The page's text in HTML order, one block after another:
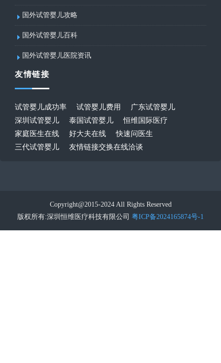
国外试管婴儿攻略
国外试管婴儿百科
国外试管婴儿医院资讯
友情链接
试管婴儿成功率 试管婴儿费用
广东试管婴儿
深圳试管婴儿
泰国试管婴儿
恒维国际医疗
家庭医生在线
好大夫在线
快速问医生
三代试管婴儿
友情链接交换在线洽谈
Copyright@2015-2024 All Rights Reserved
版权所有:深圳恒维医疗科技有限公司 粤ICP备2024165874号-1